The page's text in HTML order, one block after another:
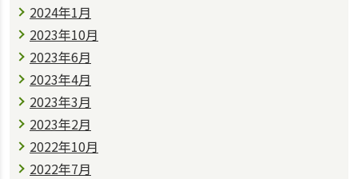
2024年1月
2023年10月
2023年6月
2023年4月
2023年3月
2023年2月
2022年10月
2022年7月